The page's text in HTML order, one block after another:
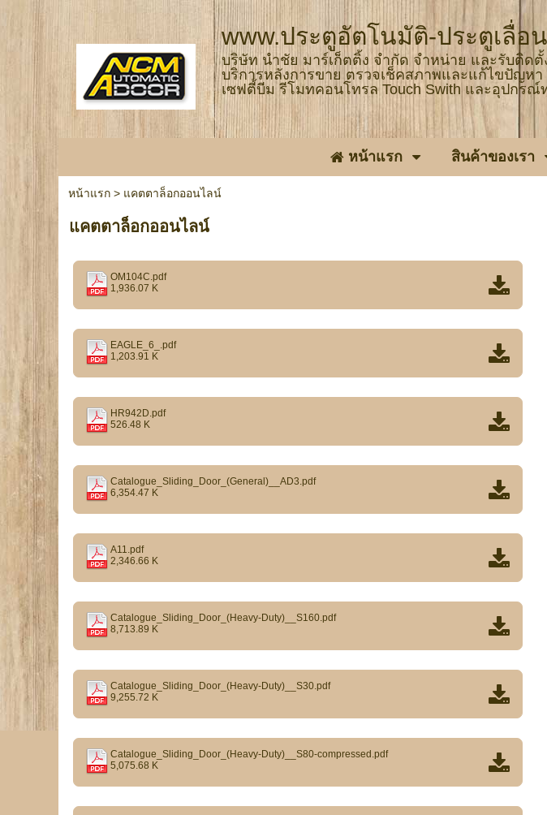
www.ประตูอัตโนมัติ-ประตูเลื่อ
บริษัท นำชัย มาร์เก็ตติ้ง จำกัด จำหน่าย และรับติด
บริการหลังการขาย ตรวจเช็คสภาพและแก้ไขปัญห
เซฟตี้บีม รีโมทคอนโทรล Touch Swith และอุปกร
หน้าแรก สินค้าของเรา
หน้าแรก > แคตตาล็อกออนไลน์
แคตตาล็อกออนไลน์
OM104C.pdf
1,936.07 K
EAGLE_6_.pdf
1,203.91 K
HR942D.pdf
526.48 K
Catalogue_Sliding_Door_(General)__AD3.pdf
6,354.47 K
A11.pdf
2,346.66 K
Catalogue_Sliding_Door_(Heavy-Duty)__S160.pdf
8,713.89 K
Catalogue_Sliding_Door_(Heavy-Duty)__S30.pdf
9,255.72 K
Catalogue_Sliding_Door_(Heavy-Duty)__S80-compressed.pdf
5,075.68 K